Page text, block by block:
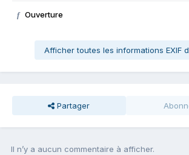
f Ouverture
Afficher toutes les informations EXIF
Partager
Il n’y a aucun commentaire à afficher.